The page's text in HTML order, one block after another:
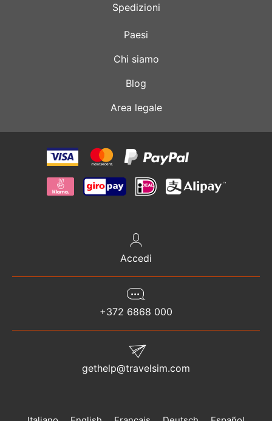
Spedizioni
Paesi
Chi siamo
Blog
Area legale
Accedi
+372 6868 000
gethelp@travelsim.com